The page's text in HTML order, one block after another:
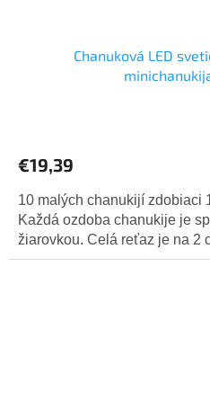
Chanuková LED
€19,39
10 malých chanukijí zdobiaci
Každá ozdoba chanukije je
žiarovkou. Celá reťaz je na 2